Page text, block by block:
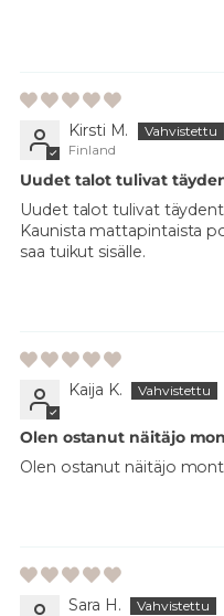
Kirsti M.
Finland
Uudet talot tulivat
Uudet talot tulivat
Kaunista mattapintaista
saa tuikut sisälle.
Kaija K.
Olen ostanut näitäjo
Olen ostanut näitäjo
Sara H.